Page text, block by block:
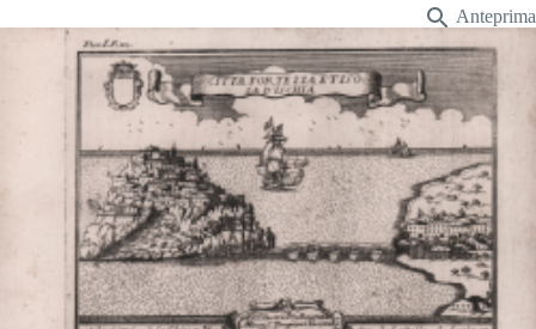
 Anteprima
DESCRIZIONE